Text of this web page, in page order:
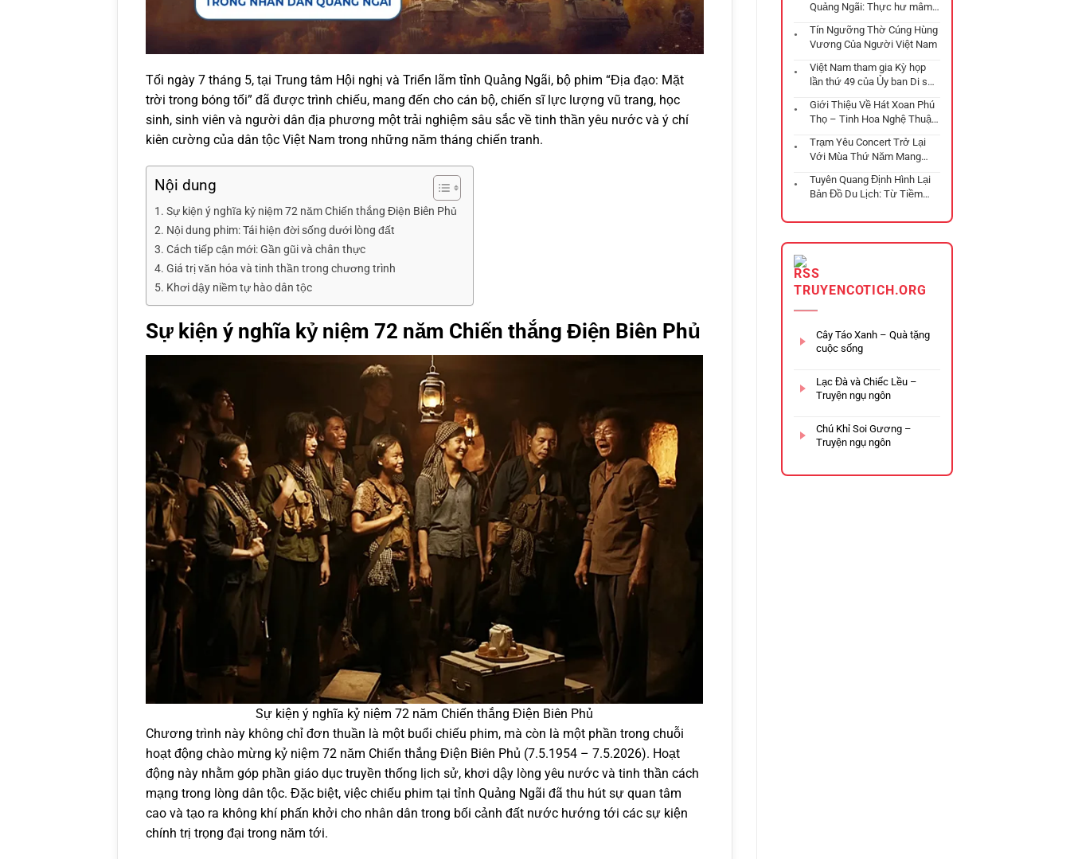
Tối ngày 7 tháng 5, tại Trung tâm Hội nghị và Triển lãm tỉnh Quảng Ngãi, bộ phim “Địa đạo: Mặt
trời trong bóng tối” đã được trình chiếu, mang đến cho cán bộ, chiến sĩ lực lượng vũ trang, học
sinh, sinh viên và người dân địa phương một trải nghiệm sâu sắc về tinh thần yêu nước và ý chí
kiên cường của dân tộc Việt Nam trong những năm tháng chiến tranh.
Nội dung
Sự kiện ý nghĩa kỷ niệm 72 năm Chiến thắng Điện Biên Phủ
Nội dung phim: Tái hiện đời sống dưới lòng đất
Cách tiếp cận mới: Gần gũi và chân thực
Giá trị văn hóa và tinh thần trong chương trình
Khơi dậy niềm tự hào dân tộc
Sự kiện ý nghĩa kỷ niệm 72 năm Chiến thắng Điện Biên Phủ
Sự kiện ý nghĩa kỷ niệm 72 năm Chiến thắng Điện Biên Phủ
Chương trình này không chỉ đơn thuần là một buổi chiếu phim, mà còn là một phần trong chuỗi
hoạt động chào mừng kỷ niệm 72 năm Chiến thắng Điện Biên Phủ (7.5.1954 – 7.5.2026). Hoạt
động này nhằm góp phần giáo dục truyền thống lịch sử, khơi dậy lòng yêu nước và tinh thần cách
mạng trong lòng dân tộc. Đặc biệt, việc chiếu phim tại tỉnh Quảng Ngãi đã thu hút sự quan tâm
cao và tạo ra không khí phấn khởi cho nhân dân trong bối cảnh đất nước hướng tới các sự kiện
chính trị trọng đại trong năm tới.
Quảng Ngãi: Thực hư mâm
Tín Ngưỡng Thờ Cúng Hùng
Vương Của Người Việt Nam
Việt Nam tham gia Kỳ họp
lần thứ 49 của Ủy ban Di sản
Giới Thiệu Về Hát Xoan Phú
Thọ – Tinh Hoa Nghệ Thuật
Trạm Yêu Concert Trở Lại
Với Mùa Thứ Năm Mang
Tuyên Quang Định Hình Lại
Bản Đồ Du Lịch: Từ Tiềm
Trải Nghiệm Đa Tầng
TRUYENCOTICH.ORG
Cây Táo Xanh – Quà tặng
cuộc sống
Lạc Đà và Chiếc Lều –
Truyện ngụ ngôn
Chú Khỉ Soi Gương –
Truyện ngụ ngôn